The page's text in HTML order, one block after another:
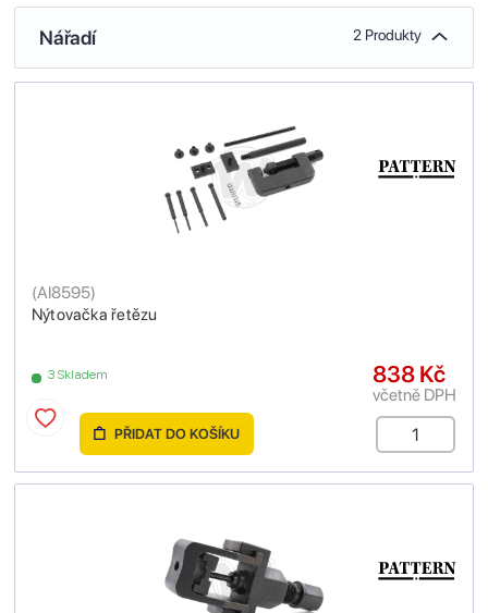
Nářadí 2 Produkty
Nýtovačka řetězu
(AI8595)
3 Skladem 838 Kč
včetně DPH
PŘIDAT DO KOŠÍKU